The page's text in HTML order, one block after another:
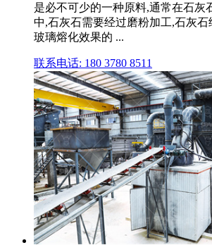
是必不可少的一种原料,通常在石灰
中,石灰石需要经过磨粉加工,石灰
玻璃熔化效果的 ...
联系电话: 180 3780 8511